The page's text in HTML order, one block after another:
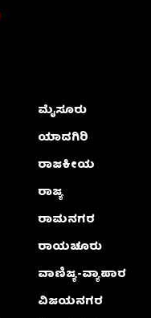
ಮೈಸೂರು
ಯಾದಗಿರಿ
ರಾಜಕೀಯ
ರಾಜ್ಯ
ರಾಮನಗರ
ರಾಯಚೂರು
ವಾಣಿಜ್ಯ-ವ್ಯಾಪಾರ
ವಿಜಯನಗರ